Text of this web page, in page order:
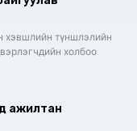
хэвшлийн түншлэлийн
холбоо
ажилтан